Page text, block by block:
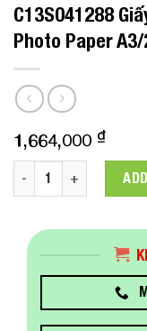
C13S041288
Photo Paper A3/
1,664,000 ₫
C13S041288 Giấy